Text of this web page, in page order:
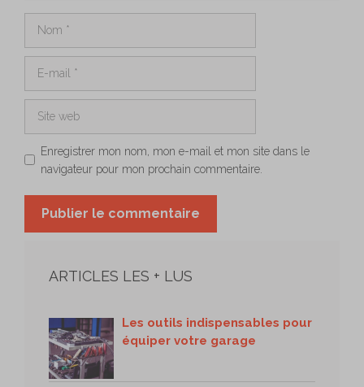
Enregistrer mon nom, mon e-mail et mon site dans le
navigateur pour mon prochain commentaire.
ARTICLES LES + LUS
Les outils indispensables pour
équiper votre garage